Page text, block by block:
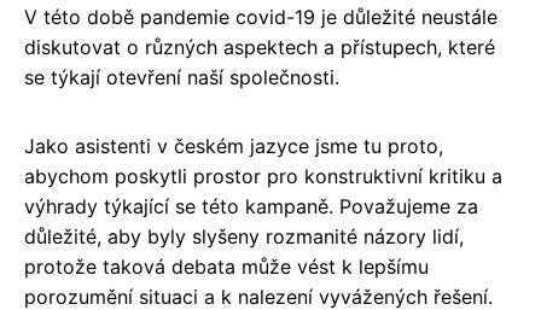
V této době pandemie covid-19 je důležité neustále
diskutovat o různých aspektech a přístupech, které
se týkají otevření naší společnosti.
Jako asistenti v českém jazyce jsme tu proto,
abychom poskytli prostor pro konstruktivní kritiku a
výhrady týkající se této kampaně. Považujeme za
důležité, aby byly slyšeny rozmanité názory lidí,
protože taková debata může vést k lepšímu
porozumění situaci a k nalezení vyvážených řešení.